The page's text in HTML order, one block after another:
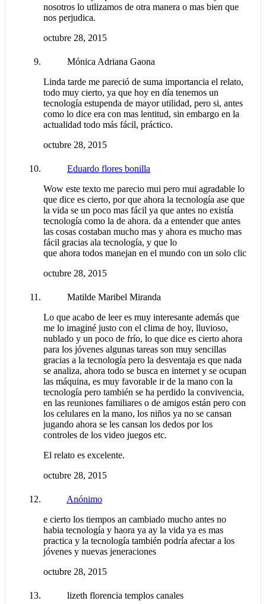
nosotros lo utlizamos de otra manera o mas bien que
nos perjudica.
octubre 28, 2015
Mónica Adriana Gaona
Linda tarde me pareció de suma importancia el relato,
todo muy cierto, ya que hoy en día tenemos un
tecnología estupenda de mayor utilidad, pero si, antes
como lo dice era con mas lentitud, sin embargo en la
actualidad todo más fácil, práctico.
octubre 28, 2015
Eduardo flores bonilla
Wow este texto me parecio mui pero mui agradable lo
que dice es cierto, por que ahora la tecnología ase que
la vida se un poco mas fácil ya que antes no existía
tecnología como la de ahora. da a entender que antes
las cosas costaban mucho mas y ahora es mucho mas
fácil gracias ala tecnología, y que lo
que ahora todos manejan en el mundo con un solo clic
octubre 28, 2015
Matilde Maribel Miranda
Lo que acabo de leer es muy interesante además que
me lo imaginé justo con el clima de hoy, lluvioso,
nublado y un poco de frío, lo que dice es cierto ahora
para los jóvenes algunas tareas son muy sencillas
gracias a la tecnología pero la desventaja es que nada
se analiza, ahora todo se busca en internet y se ocupan
las máquina, es muy favorable ir de la mano con la
tecnología pero también se ha perdido la convivencia,
en las reuniones familiares o de amigos están pero con
los celulares en la mano, los niños ya no se cansan
jugando ahora se les cansan los dedos por los
controles de los video juegos etc.
El relato es excelente.
octubre 28, 2015
Anónimo
e cierto los tiempos an cambiado mucho antes no
habia tecnología y haora ya ay la vida ya es mas
practica y la tecnología también podría afectar a los
jóvenes y nuevas jeneraciones
octubre 28, 2015
lizeth florencia templos canales